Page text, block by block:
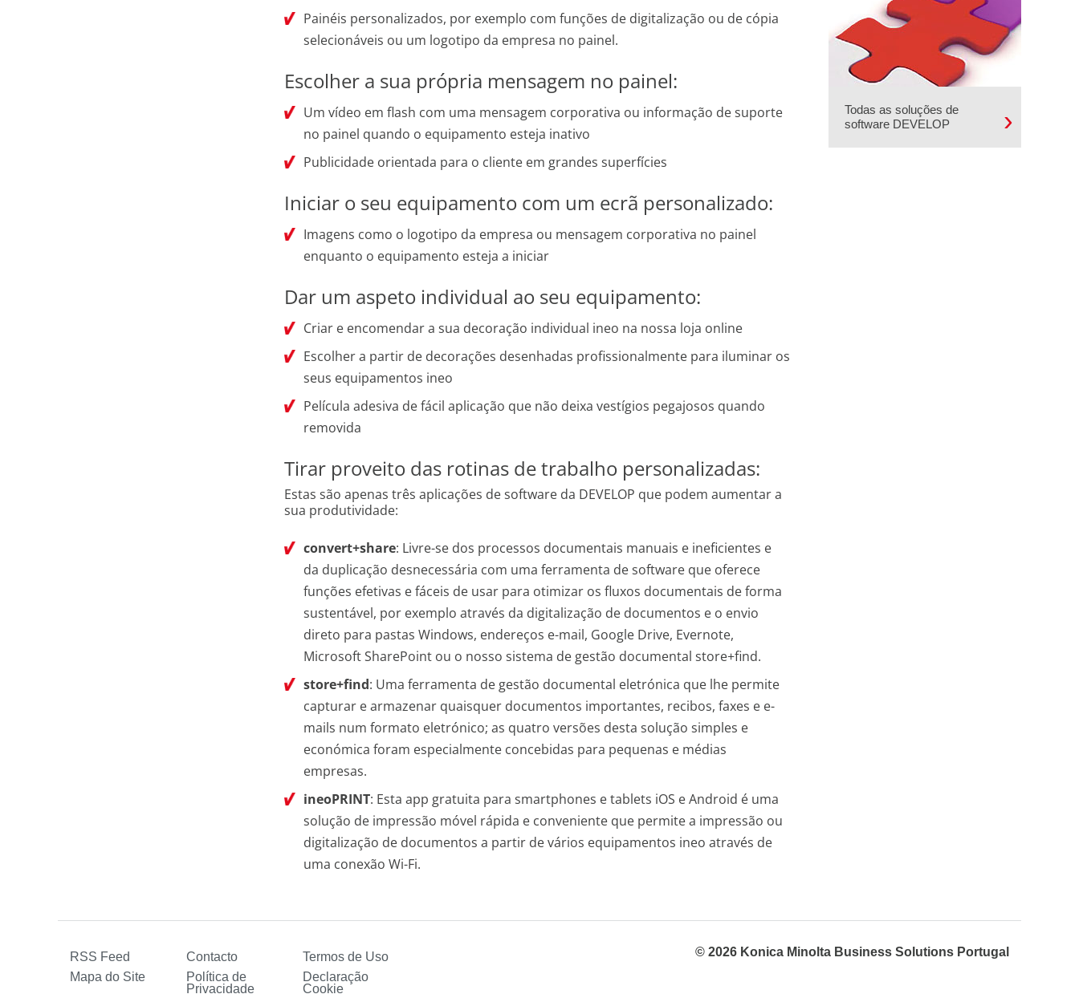
Painéis personalizados, por exemplo com funções de digitalização ou de cópia
selecionáveis ou um logotipo da empresa no painel.
Escolher a sua própria mensagem no painel:
Um vídeo em flash com uma mensagem corporativa ou informação de suporte
no painel quando o equipamento esteja inativo
Publicidade orientada para o cliente em grandes superfícies
Iniciar o seu equipamento com um ecrã personalizado:
Imagens como o logotipo da empresa ou mensagem corporativa no painel
enquanto o equipamento esteja a iniciar
Dar um aspeto individual ao seu equipamento:
Criar e encomendar a sua decoração individual ineo na nossa loja online
Escolher a partir de decorações desenhadas profissionalmente para iluminar os
seus equipamentos ineo
Película adesiva de fácil aplicação que não deixa vestígios pegajosos quando
removida
Tirar proveito das rotinas de trabalho personalizadas:
Estas são apenas três aplicações de software da DEVELOP que podem aumentar a
sua produtividade:
convert+share: Livre-se dos processos documentais manuais e ineficientes e
da duplicação desnecessária com uma ferramenta de software que oferece
funções efetivas e fáceis de usar para otimizar os fluxos documentais de forma
sustentável, por exemplo através da digitalização de documentos e o envio
direto para pastas Windows, endereços e-mail, Google Drive, Evernote,
Microsoft SharePoint ou o nosso sistema de gestão documental store+find.
store+find: Uma ferramenta de gestão documental eletrónica que lhe permite
capturar e armazenar quaisquer documentos importantes, recibos, faxes e e-
mails num formato eletrónico; as quatro versões desta solução simples e
económica foram especialmente concebidas para pequenas e médias
empresas.
ineoPRINT: Esta app gratuita para smartphones e tablets iOS e Android é uma
solução de impressão móvel rápida e conveniente que permite a impressão ou
digitalização de documentos a partir de vários equipamentos ineo através de
uma conexão Wi-Fi.
Todas as soluções de
software DEVELOP
RSS Feed Contacto
Termos de Uso
Mapa do Site
Política de
Privacidade
Declaração
Cookie
© 2026 Konica Minolta Business Solutions Portugal